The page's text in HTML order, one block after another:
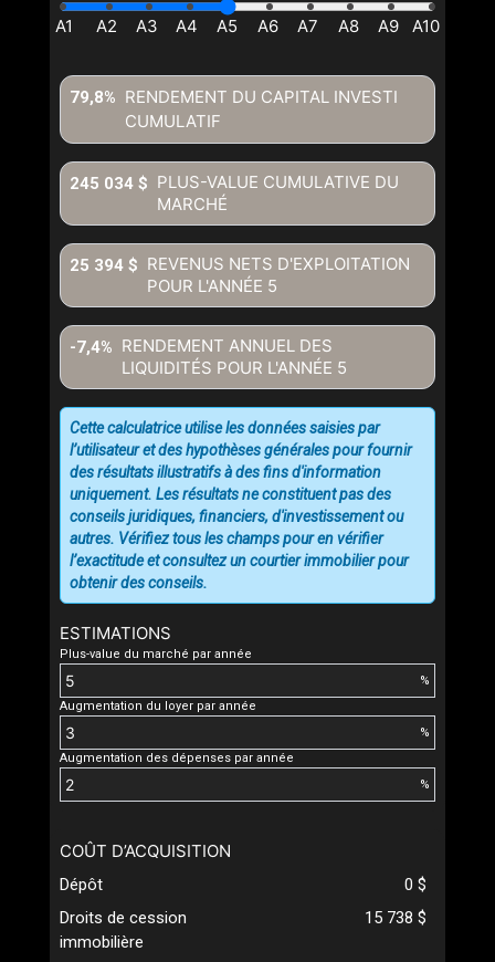
RENDEMENT DU CAPITAL INVESTI
CUMULATIF
79,8%
PLUS-VALUE CUMULATIVE DU
MARCHÉ
245 034 $
REVENUS NETS D'EXPLOITATION
POUR L'ANNÉE 5
25 394 $
RENDEMENT ANNUEL DES
LIQUIDITÉS POUR L'ANNÉE 5
-7,4%
ESTIMATIONS
Plus-value du marché par année
%
Augmentation du loyer par année
%
Augmentation des dépenses par année
%
Cette calculatrice utilise les données saisies par
l’utilisateur et des hypothèses générales pour fournir
des résultats illustratifs à des fins d'information
uniquement. Les résultats ne constituent pas des
conseils juridiques, financiers, d'investissement ou
autres. Vérifiez tous les champs pour en vérifier
l’exactitude et consultez un courtier immobilier pour
obtenir des conseils.
COÛT D’ACQUISITION
Dépôt
0 $
Droits de cession
immobilière
15 738 $